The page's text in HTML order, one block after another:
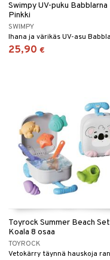
Swimpy UV-puku Babblarna
Pinkki
SWIMPY
25,90 €
Toyrock Summer Beach Set
Koala 8 osaa
TOYROCK